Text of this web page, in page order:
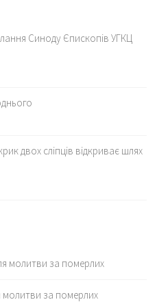
Синоду Єпископів УГКЦ
двох сліпців відкриває шлях
молитви за померлих
молитви за померлих